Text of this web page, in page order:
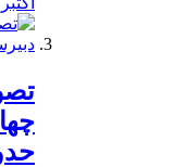
حدود